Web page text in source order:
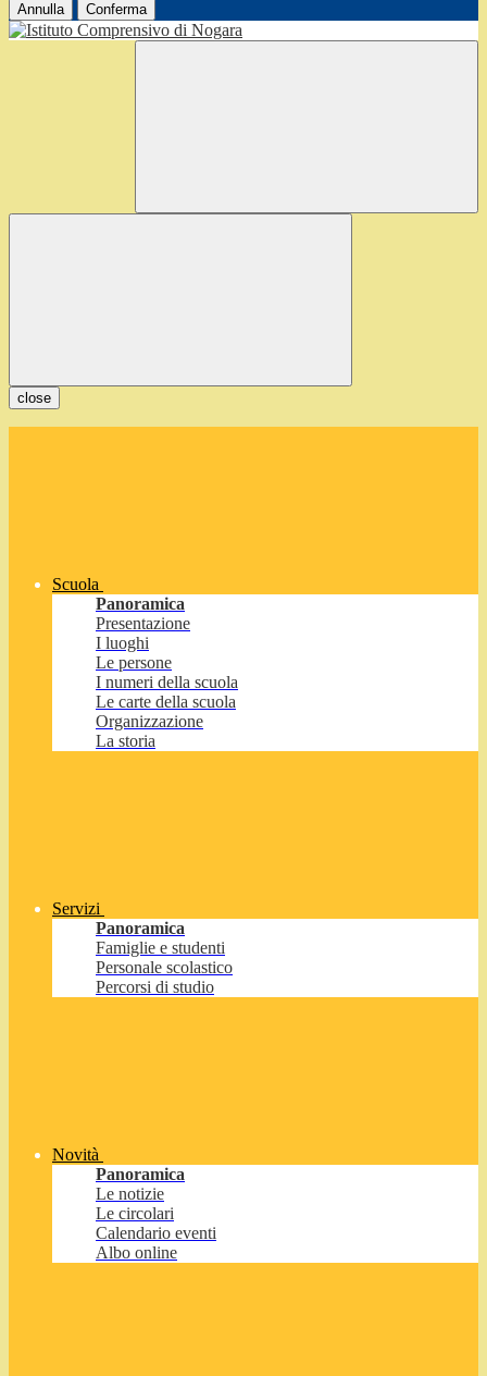
Annulla Conferma
close
Scuola
Panoramica
Presentazione
I luoghi
Le persone
I numeri della scuola
Le carte della scuola
Organizzazione
La storia
Servizi
Panoramica
Famiglie e studenti
Personale scolastico
Percorsi di studio
Novità
Panoramica
Le notizie
Le circolari
Calendario eventi
Albo online